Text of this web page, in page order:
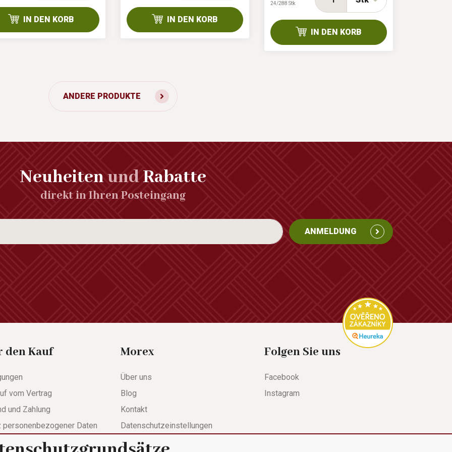
IN DEN KORB IN DEN KORB
24/288 Stk
IN DEN KORB
ANDERE PRODUKTE
NeuheitenundRabatte
direkt in Ihren Posteingang
ANMELDUNG
den Kauf
vom Vertrag
und Zahlung
personenbezogener Daten
Morex
Über uns
Blog
Kontakt
Datenschutzeinstellungen
Folgen Sie uns
Facebook
Instagram